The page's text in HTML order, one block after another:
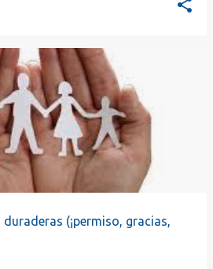
(¡permiso, gracias,